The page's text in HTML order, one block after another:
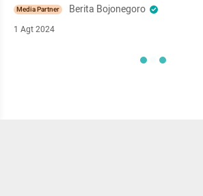
Media Partner Berita Bojonegoro
1 Agt 2024